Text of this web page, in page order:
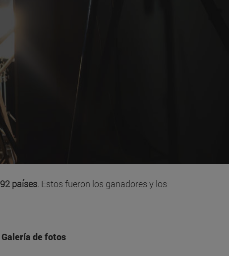
92 países. Estos fueron los ganadores y los
Galería de fotos